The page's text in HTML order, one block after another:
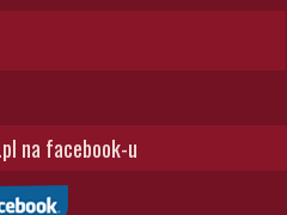
na facebook-u